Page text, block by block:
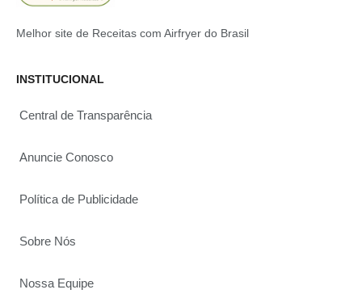
Melhor site de Receitas com Airfryer do Brasil
INSTITUCIONAL
Central de Transparência
Anuncie Conosco
Política de Publicidade
Sobre Nós
Nossa Equipe